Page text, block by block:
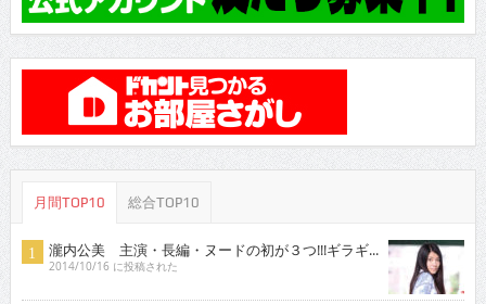
月間TOP10 総合TOP10
瀧内公美 主演・長編・ヌードの初が３つ!!!ギラギ...
2014/10/16 に投稿された